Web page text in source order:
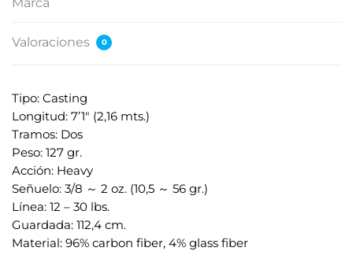
r
c
ó
n
d
e
c
o
r
r
Valoraciones 0
Tipo: Casting
Longitud: 7’1" (2,16 mts.)
Tramos: Dos
Peso: 127 gr.
Acción: Heavy
Señuelo: 3/8 ～ 2 oz. (10,5 ～ 56 gr.)
Línea: 12 – 30 lbs.
Guardada: 112,4 cm.
Material: 96% carbon fiber, 4% glass fiber